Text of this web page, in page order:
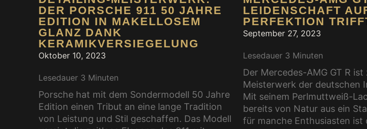
DER PORSCHE 911 50 JAHRE
EDITION IN MAKELLOSEM
GLANZ DANK
KERAMIKVERSIEGELUNG
Oktober 10, 2023
Lesedauer 3 Minuten
Porsche hat mit dem Sondermodell 50 Jahre
Edition einen Tribut an eine lange Tradition
von Leistung und Stil geschaffen. Das Modell
LEIDENSCHAFT
PERFEKTION
September 27, 2023
Lesedauer 3 Minuten
Der Mercedes-AMG GT R
Meisterwerk der deutschen
Mit seinem Perlmuttweiß-
bereits von Natur aus ein
für manche Enthusiasten ist